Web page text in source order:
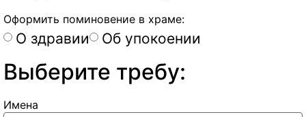
Оформить поминовение в храме:
О здравии Об упокоении
Выберите требу:
Имена